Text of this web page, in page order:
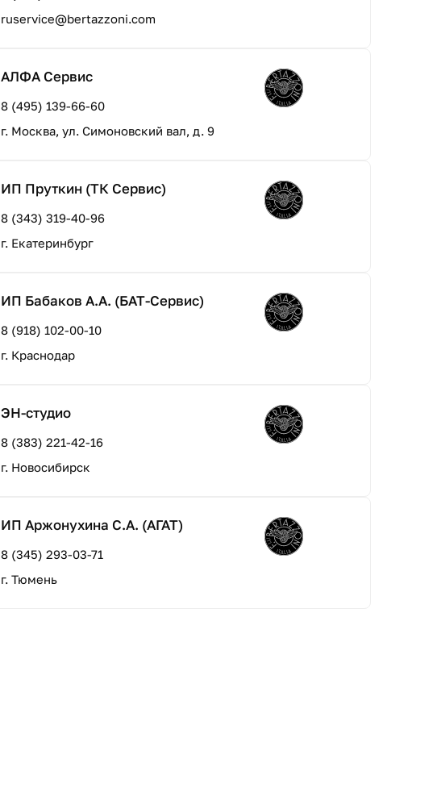
ruservice@bertazzoni.com
АЛФА Сервис
8 (495) 139-66-60
г. Москва, ул. Симоновский вал, д. 9
ИП Пруткин (ТК Сервис)
8 (343) 319-40-96
г. Екатеринбург
ИП Бабаков А.А. (БАТ-Сервис)
8 (918) 102-00-10
г. Краснодар
ЭН-студио
8 (383) 221-42-16
г. Новосибирск
ИП Аржонухина С.А. (АГАТ)
8 (345) 293-03-71
г. Тюмень